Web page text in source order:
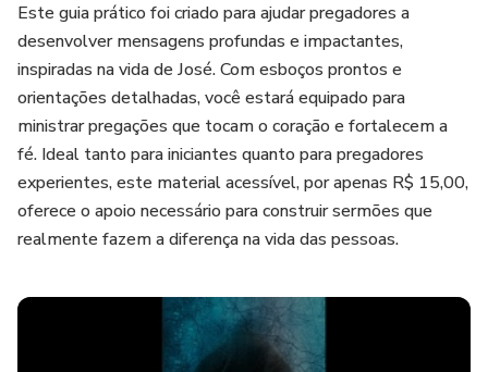
Este guia prático foi criado para ajudar pregadores a
desenvolver mensagens profundas e impactantes,
inspiradas na vida de José. Com esboços prontos e
orientações detalhadas, você estará equipado para
ministrar pregações que tocam o coração e fortalecem a
fé. Ideal tanto para iniciantes quanto para pregadores
experientes, este material acessível, por apenas R$ 15,00,
oferece o apoio necessário para construir sermões que
realmente fazem a diferença na vida das pessoas.